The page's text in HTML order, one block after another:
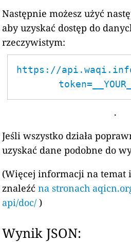
Następnie możesz użyć
aby uzyskać dostęp do
rzeczywistym:
https://
.
Jeśli wszystko działa
uzyskać dane podobne do
(Więcej informacji na temat
znaleźćna stronach
api/doc/ )
Wynik JSON: